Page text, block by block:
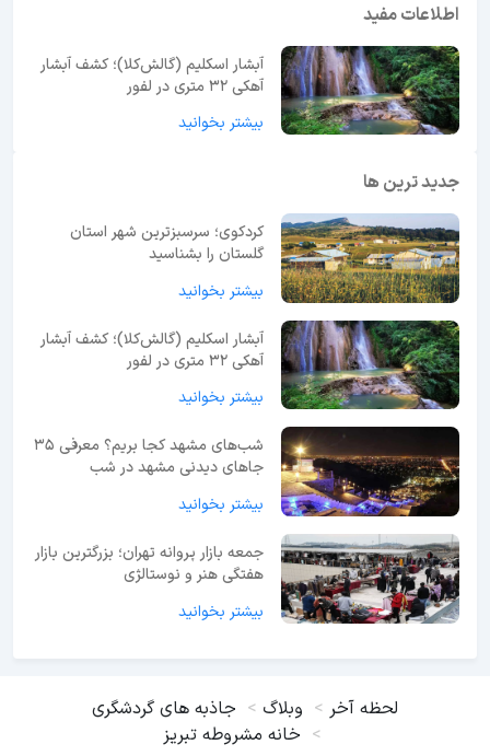
اطلاعات مفید
آبشار اسکلیم (گالش‌کلا)؛ کشف آبشار
آهکی ۳۲ متری در لفور
بیشتر بخوانید
جدید ترین ها
کردکوی؛ سرسبزترین شهر استان
گلستان را بشناسید
بیشتر بخوانید
آبشار اسکلیم (گالش‌کلا)؛ کشف آبشار
آهکی ۳۲ متری در لفور
بیشتر بخوانید
شب‌های مشهد کجا بریم؟ معرفی 35
جاهای دیدنی مشهد در شب
بیشتر بخوانید
جمعه بازار پروانه تهران؛ بزرگترین بازار
هفتگی هنر و نوستالژی
بیشتر بخوانید
لحظه آخر وبلاگ
جاذبه های گردشگری
خانه مشروطه تبریز